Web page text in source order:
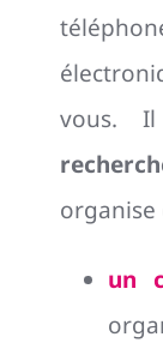
vous.
organise
un